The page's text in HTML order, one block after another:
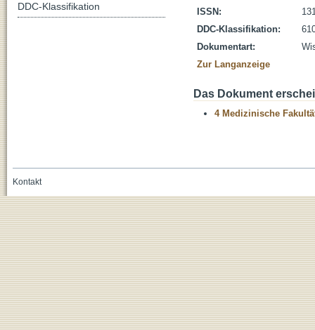
ISSN:
DDC-Klassifikation:
Dokumentart:
Zur Langanzeige
Das Dokument
4 Medizinische
DDC-Klassifikation
Kontakt